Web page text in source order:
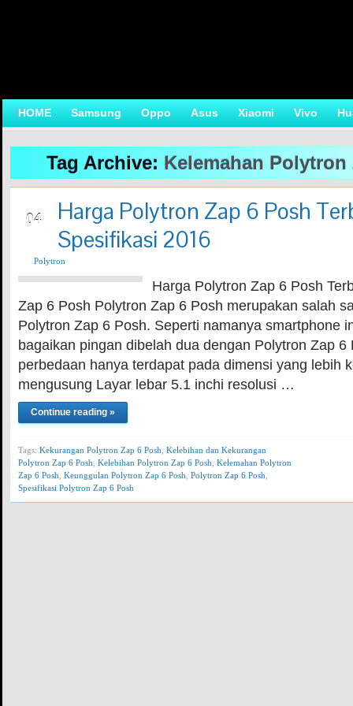
HOME Samsung Oppo Asus Xiaomi Vivo
Tag Archive: Kelemahan Polytron
04
Harga Polytron Zap 6 Posh
Spesifikasi 2016
Polytron
Harga Polytron Zap 6 Posh
Zap 6 Posh Polytron Zap 6 Posh merupakan salah
Polytron Zap 6 Posh. Seperti namanya smartphone
bagaikan pingan dibelah dua dengan Polytron Zap 6
perbedaan hanya terdapat pada dimensi yang lebih
mengusung Layar lebar 5.1 inchi resolusi …
Continue reading »
Tags: Kekurangan Polytron Zap 6 Posh Kelebihan dan Kekurangan
Polytron Zap 6 Posh Kelebihan Polytron Zap 6 Posh Kelemahan Polytron
Zap 6 Posh Keunggulan Polytron Zap 6 Posh Polytron Zap 6 Posh
Spesifikasi Polytron Zap 6 Posh